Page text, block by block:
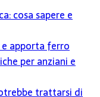
cosa sapere e
apporta ferro
per anziani e
trattarsi di